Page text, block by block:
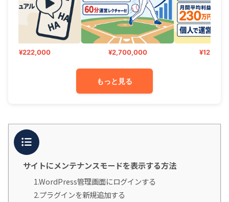
¥222,000 ¥2,700,000
もっと見る
目次
サイトにメンテナンスモードを表示する方法
1.WordPress管理画面にログインする
2.プラグインを新規追加する